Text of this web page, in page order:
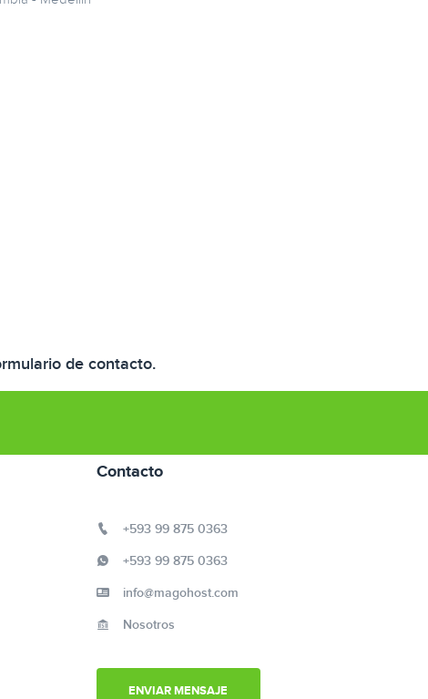
de contacto.
Contacto
+593 99 875 0363
+593 99 875 0363
info@magohost.com
Nosotros
ENVIAR MENSAJE